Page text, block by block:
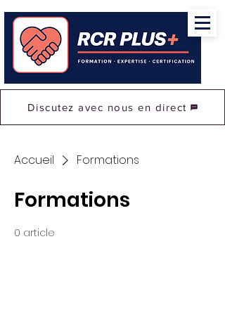
Discutez avec nous en direct
Accueil Formations
Formations
0 article